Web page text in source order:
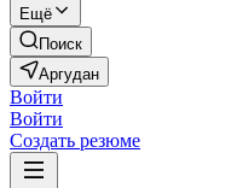
Ещё
Поиск
Аргудан
Войти
Войти
Создать резюме